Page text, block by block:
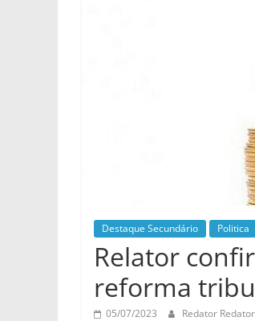
Destaque Secundário Politica
Relator
reforma
05/07/2023 Redator Redator